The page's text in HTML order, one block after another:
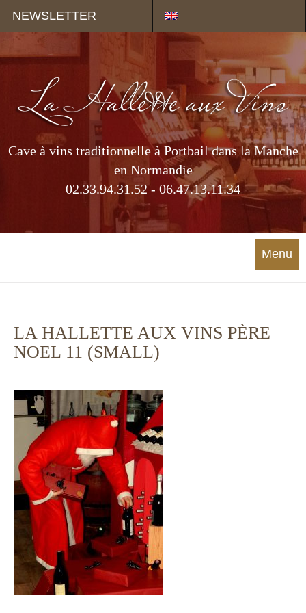
NEWSLETTER
Cave à vins traditionnelle à Portbail dans la Manche
en Normandie
02.33.94.31.52 - 06.47.13.11.34
Menu
LA HALLETTE AUX VINS PÈRE
NOEL 11 (SMALL)
Panneau de gestion des cookies